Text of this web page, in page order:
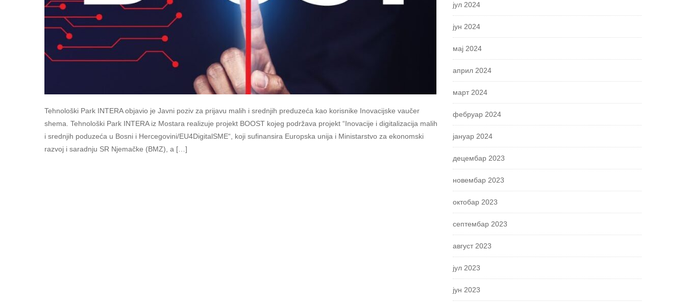
Tehnološki Park INTERA objavio je Javni poziv za prijavu malih i srednjih preduzeća kao korisnike Inovacijske vaučer
shema. Tehnološki Park INTERA iz Mostara realizuje projekt BOOST kojeg podržava projekt “Inovacije i digitalizacija malih
i srednjih poduzeća u Bosni i Hercegovini/EU4DigitalSME“, koji sufinansira Europska unija i Ministarstvo za ekonomski
razvoj i saradnju SR Njemačke (BMZ), a […]
јул 2024
јун 2024
мај 2024
април 2024
март 2024
фебруар 2024
јануар 2024
децембар 2023
новембар 2023
октобар 2023
септембар 2023
август 2023
јул 2023
јун 2023